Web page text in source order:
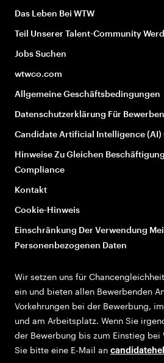
Das Leben Bei WTW
Teil Unserer Talent-Community
Jobs Suchen
wtwco.com
Allgemeine Geschäftsbedingungen
Datenschutzerklärung Für
Candidate Artificial Intelligence (AI)
Hinweise Zu Gleichen
Compliance
Kontakt
Cookie-Hinweis
Einschränkung Der Verwendung
Personenbezogenen Daten
Wir setzen uns für
ein und bieten allen Bewerbenden
Vorkehrungen bei der Bewerbung,
und am Arbeitsplatz. Wenn Sie
der Bewerbung bis zum Einstieg bei
Sie bitte eine E-Mail an